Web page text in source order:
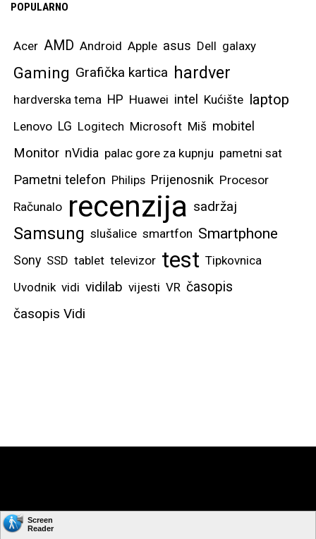
POPULARNO
Acer AMD Android Apple asus Dell galaxy
Gaming Grafička kartica hardver
hardverska tema HP Huawei intel Kućište laptop
Lenovo LG Logitech Microsoft Miš mobitel
Monitor nVidia palac gore za kupnju pametni sat
Pametni telefon Philips Prijenosnik Procesor
Računalo recenzija sadržaj
Samsung slušalice smartfon Smartphone
Sony SSD tablet televizor test Tipkovnica
Uvodnik vidi vidilab vijesti VR časopis
časopis Vidi